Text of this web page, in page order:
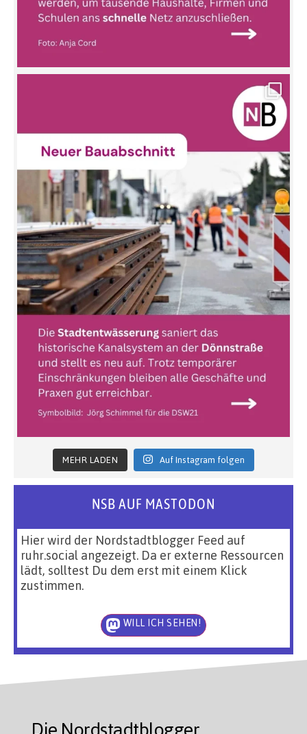
MEHR LADEN Auf Instagram folgen
NSB AUF MASTODON
Hier wird der Nordstadtblogger Feed auf
ruhr.social angezeigt. Da er externe Ressourcen
lädt, solltest Du dem erst mit einem Klick
zustimmen.
WILL ICH SEHEN!
Die Nordstadtblogger